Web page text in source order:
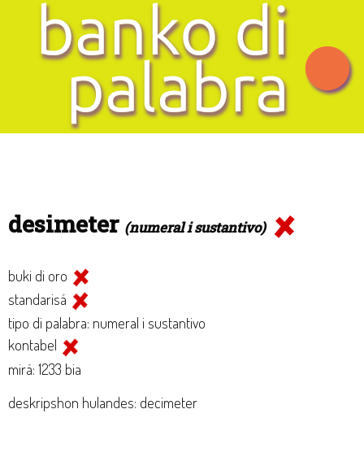
desimeter (numeral i sustantivo)
buki di oro
standarisá
tipo di palabra: numeral i sustantivo
kontabel
mirá: 1233 bia
deskripshon hulandes: decimeter